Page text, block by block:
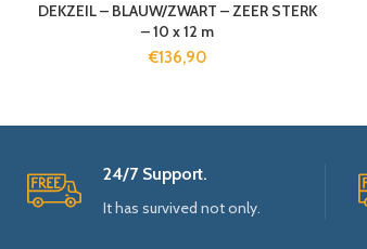
DEKZEIL – BLAUW/ZWART – ZEER STERK
– 10 x 12 m
€136,90
24/7 Support.
It has survived not only.